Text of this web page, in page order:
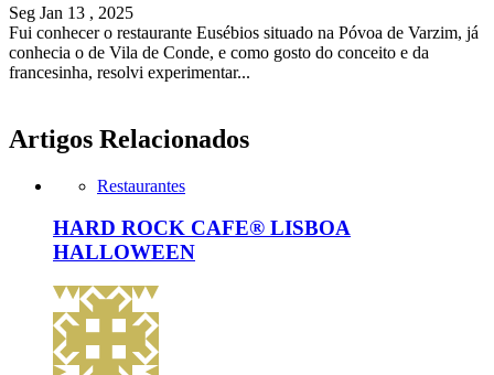
Seg Jan 13 , 2025
Fui conhecer o restaurante Eusébios situado na Póvoa de Varzim, já
conhecia o de Vila de Conde, e como gosto do conceito e da
francesinha, resolvi experimentar...
Artigos Relacionados
Restaurantes
HARD ROCK CAFE® LISBOA
HALLOWEEN